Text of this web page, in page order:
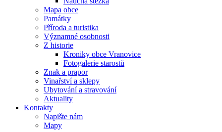
Mapa obce
Památky
Příroda a turistika
Významné osobnosti
Z historie
Kroniky obce Vranovice
Fotogalerie starostů
Znak a prapor
Vinařství a sklepy
Ubytování a stravování
Aktuality
Kontakty
Napište nám
Mapy